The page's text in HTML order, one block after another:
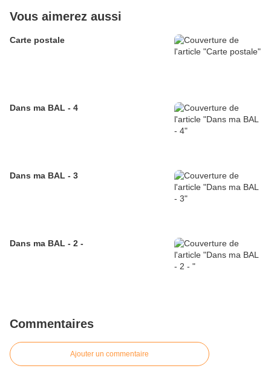
Vous aimerez aussi
Carte postale
Dans ma BAL - 4
Dans ma BAL - 3
Dans ma BAL - 2 -
Commentaires
Ajouter un commentaire